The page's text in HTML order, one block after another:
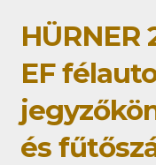
EF
és